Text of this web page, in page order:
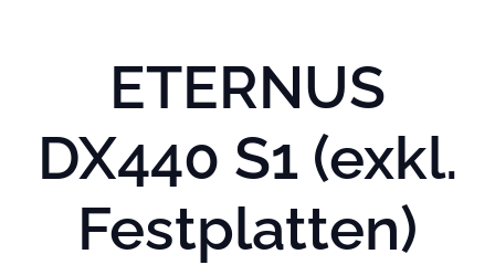
ETERNUS
DX440 S1 (exkl.
Festplatten)